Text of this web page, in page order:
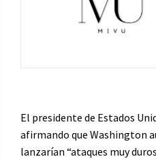
El presidente de Estados
afirmando que Washington
lanzarían “ataques muy